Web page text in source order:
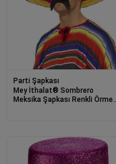
Parti Şapkası
Mey İthalat® Sombrero
Meksika Şapkası Renkli Örme